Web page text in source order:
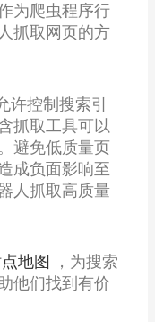
为爬虫程序行
抓取网页的方
许控制搜索引
抓取工具可以
避免低质量页
成负面影响至
人抓取高质量
地图
，为搜索
他们找到有价